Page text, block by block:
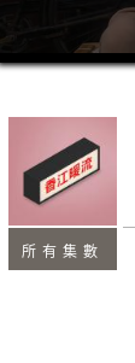
0
seconds
seconds
所有集數